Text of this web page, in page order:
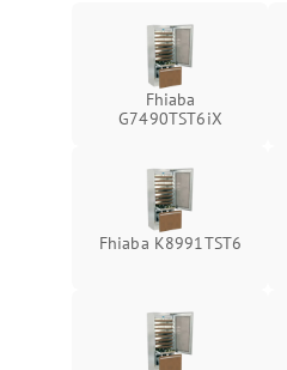
Fhiaba
G7490TST6iX
Fhiaba K8991TST6